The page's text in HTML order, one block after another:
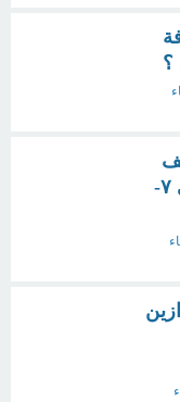
؟
يمكن تحضير ١-هيدوركسى ٧-